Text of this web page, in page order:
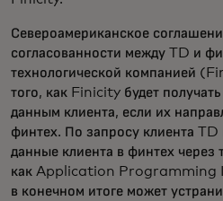
Североамериканское
согласованности между TD и
технологической компанией
того, как Finicity будет
данным клиента, если их
финтех. По запросу клиента
данные клиента в финтех через
как Application Programming
в конечном итоге может